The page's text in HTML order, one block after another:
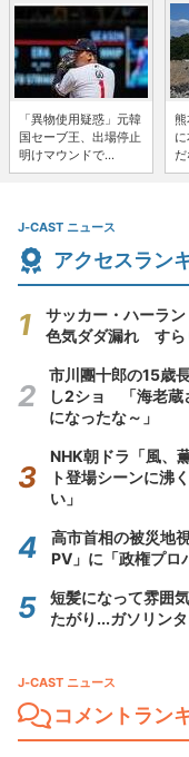
「異物使用疑惑」元韓
国セーブ王、出場停止
明けマウンドで...
J-CAST ニュース
アクセスラン
サッカー・ハーラ
色気ダダ漏れ すら
市川團十郎の15歳
し2ショ 「海老蔵
になったな～」
NHK朝ドラ「風、
ト登場シーンに沸
い」
高市首相の被災地
PV」に「政権プロ
短髪になって雰囲
たがり...ガソリン
J-CAST ニュース
コメントラン